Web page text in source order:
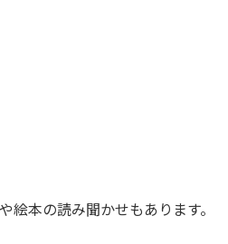
本の読み聞かせもあります。